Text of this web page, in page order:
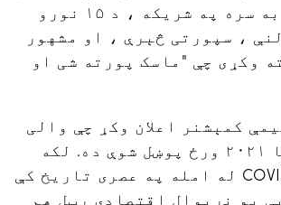
پوښښ د اهمیت په اړه وده کوی. پینی، د پنسلوانیا د مشرتابه سره په شریکه ، د ۱۵ نورو
، سپورتی څېرې ، او مشهور
وکړی چې "ماسک پورته شی او
کمېشنر اعلان وکړ چې والی
په رسمی توګه اعلان کړی چې د ډیسمبر لسمه د پنسلوانیا ۲۰۲۱ ورځ پوښل شوې ده. لکه
څنګه چې والی وولف په خپلو اعلامیو کې وایی ، " نړۍ د COVID - 19 له امله په عصری تاریخ کې
یو نړیوال اقتصادی رټل هم